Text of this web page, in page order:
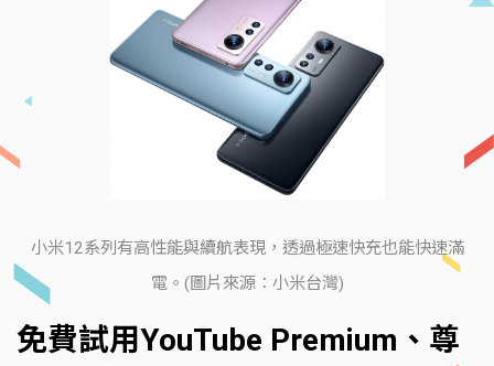
小米12系列有高性能與續航表現，透過極速快充也能快速滿
電。(圖片來源：小米台灣)
免費試用YouTube Premium、尊